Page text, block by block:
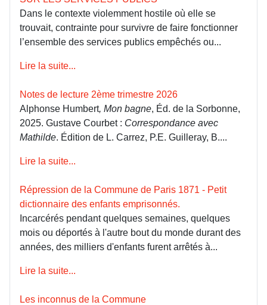
Dans le contexte violemment hostile où elle se
trouvait, contrainte pour survivre de faire fonctionner
l’ensemble des services publics empêchés ou...
Lire la suite...
Notes de lecture 2ème trimestre 2026
Alphonse Humbert, Mon bagne, Éd. de la Sorbonne,
2025. Gustave Courbet : Correspondance avec
Mathilde. Édition de L. Carrez, P.E. Guilleray, B....
Lire la suite...
Répression de la Commune de Paris 1871 - Petit
dictionnaire des enfants emprisonnés.
Incarcérés pendant quelques semaines, quelques
mois ou déportés à l'autre bout du monde durant des
années, des milliers d'enfants furent arrêtés à...
Lire la suite...
Les inconnus de la Commune